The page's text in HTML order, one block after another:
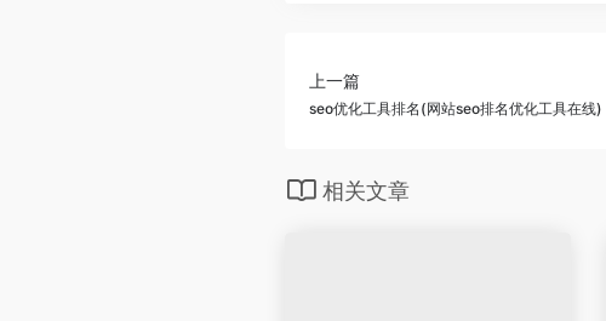
上一篇
seo优化工具排名(网站seo排名优化工具在线)
相关文章